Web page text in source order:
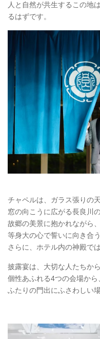
人と自然が共生するこの地
るはずです。
チャペルは、ガラス張りの
窓の向こうに広がる長良川
故郷の美景に抱かれながら
等身大の心で誓いに向き合
さらに、ホテル内の神殿で
披露宴は、大切な人たちか
個性あふれる4つの会場から
ふたりの門出にふさわしい